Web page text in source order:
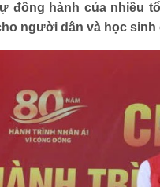
đồng hành của nhiều
người dân và học